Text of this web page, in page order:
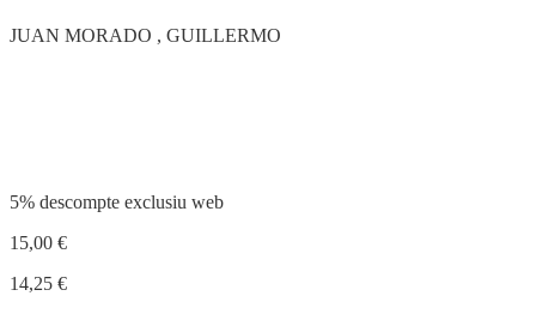
JUAN MORADO , GUILLERMO
5% descompte exclusiu web
15,00 €
14,25 €